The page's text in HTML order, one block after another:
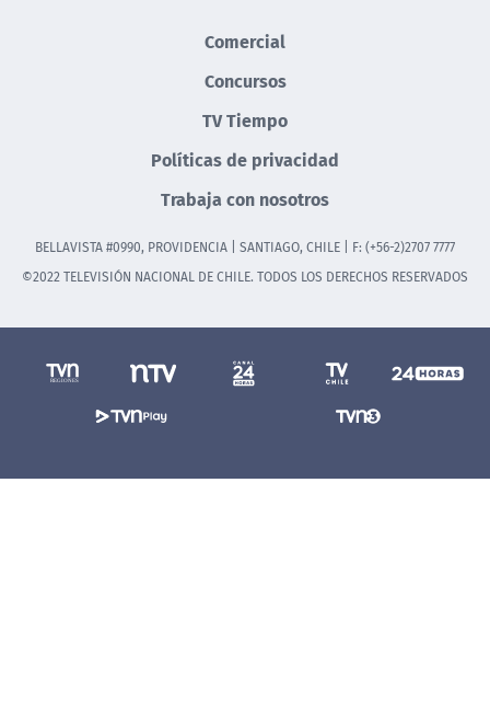
Comercial
Concursos
TV Tiempo
Políticas de privacidad
Trabaja con nosotros
BELLAVISTA #0990, PROVIDENCIA | SANTIAGO, CHILE | F: (+56-2)2707 7777
©2022 TELEVISIÓN NACIONAL DE CHILE. TODOS LOS DERECHOS RESERVADOS